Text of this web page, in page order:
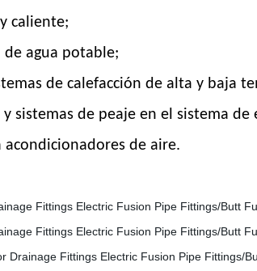
caliente;
de agua potable;
de calefacción de alta y baja
sistemas de peaje en el sistema de
de aire.